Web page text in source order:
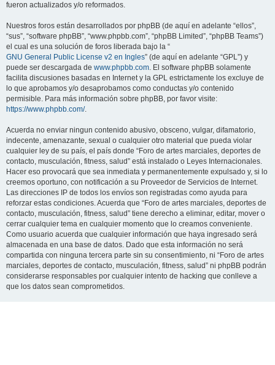
fueron actualizados y/o reformados.
Nuestros foros están desarrollados por phpBB (de aquí en adelante “ellos”,
“sus”, “software phpBB”, “www.phpbb.com”, “phpBB Limited”, “phpBB Teams”)
el cual es una solución de foros liberada bajo la “
GNU General Public License v2 en Ingles” (de aquí en adelante “GPL”) y
puede ser descargada de www.phpbb.com. El software phpBB solamente
facilita discusiones basadas en Internet y la GPL estrictamente los excluye de
lo que aprobamos y/o desaprobamos como conductas y/o contenido
permisible. Para más información sobre phpBB, por favor visite:
https://www.phpbb.com/.
Acuerda no enviar ningun contenido abusivo, obsceno, vulgar, difamatorio,
indecente, amenazante, sexual o cualquier otro material que pueda violar
cualquier ley de su país, el país donde “Foro de artes marciales, deportes de
contacto, musculación, fitness, salud” está instalado o Leyes Internacionales.
Hacer eso provocará que sea inmediata y permanentemente expulsado y, si lo
creemos oportuno, con notificación a su Proveedor de Servicios de Internet.
Las direcciones IP de todos los envíos son registradas como ayuda para
reforzar estas condiciones. Acuerda que “Foro de artes marciales, deportes de
contacto, musculación, fitness, salud” tiene derecho a eliminar, editar, mover o
cerrar cualquier tema en cualquier momento que lo creamos conveniente.
Como usuario acuerda que cualquier información que haya ingresado será
almacenada en una base de datos. Dado que esta información no será
compartida con ninguna tercera parte sin su consentimiento, ni “Foro de artes
marciales, deportes de contacto, musculación, fitness, salud” ni phpBB podrán
considerarse responsables por cualquier intento de hacking que conlleve a
que los datos sean comprometidos.